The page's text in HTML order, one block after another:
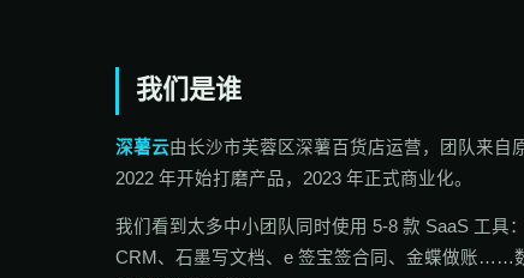
我们是谁
深薯云由长沙市芙蓉区深薯百货店运营，团队来自
2022 年开始打磨产品，2023 年正式商业化。
我们看到太多中小团队同时使用 5-8 款 SaaS 工具
CRM、石墨写文档、e 签宝签合同、金蝶做账……